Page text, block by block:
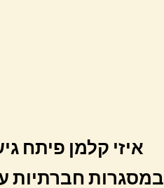
איזי קלמן פיתח
במסגרות חברתיות